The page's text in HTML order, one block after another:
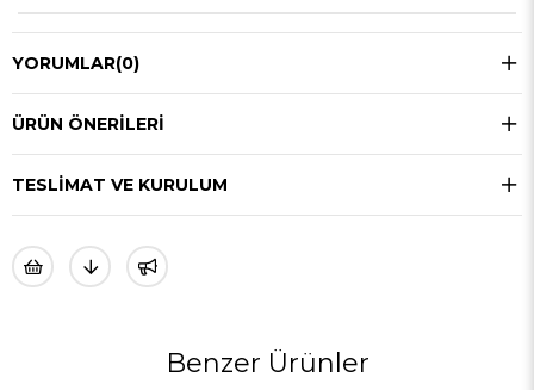
YORUMLAR(0)
ÜRÜN ÖNERILERI
TESLIMAT VE KURULUM
Benzer Ürünler